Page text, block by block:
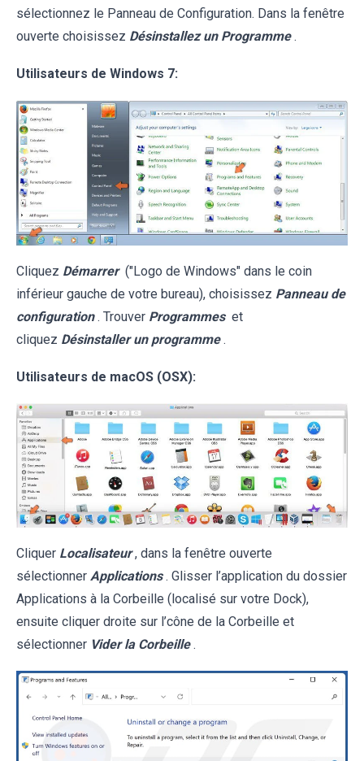
sélectionnez le Panneau de Configuration. Dans la fenêtre
ouverte choisissez Désinstallez un Programme .
Utilisateurs de Windows 7:
Cliquez Démarrer ("Logo de Windows" dans le coin
inférieur gauche de votre bureau), choisissez Panneau de
configuration . Trouver Programmes et
cliquez Désinstaller un programme .
Utilisateurs de macOS (OSX):
Cliquer Localisateur , dans la fenêtre ouverte
sélectionner Applications . Glisser l’application du dossier
Applications à la Corbeille (localisé sur votre Dock),
ensuite cliquer droite sur l’cône de la Corbeille et
sélectionner Vider la Corbeille .